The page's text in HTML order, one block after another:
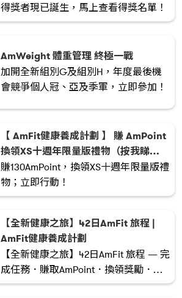
得獎者現已誕生，馬上查看得獎名單！
AmWeight 體重管理 終極一戰
加開全新組別G及組別H，年度最後機
會競爭個人冠、亞及季軍，立即參加！
【 AmFit健康養成計劃 】 賺 AmPoint
換領XS十週年限量版禮物（按我睇
AmPoint升級懶人包）
賺130AmPoint，換領XS十週年限量版禮
物；立即行動！
【全新健康之旅】42日AmFit 旅程 |
AmFit健康養成計劃
【全新健康之旅】42日AmFit 旅程 — 完
成任務．賺取AmPoint．換領獎勵．建
立健康習慣，即刻參加啦！